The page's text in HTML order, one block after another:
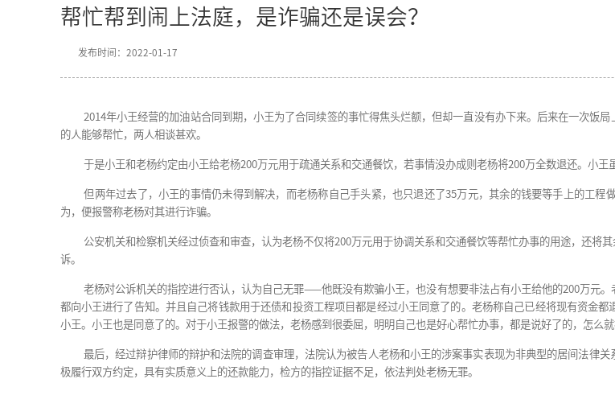
北京声驰律师事务所> 典型案例
帮忙帮到闹上法庭，是诈骗还是误会？
发布时间：2022-01-17
2014年小王经营的加油站合同到期，小王为了合同续签的事忙得焦头烂额，但却
的人能够帮忙，两人相谈甚欢。
于是小王和老杨约定由小王给老杨200万元用于疏通关系和交通餐饮，若事情没办